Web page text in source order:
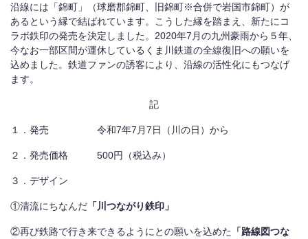
沿線には「錦町」（球磨郡錦町、旧錦町※合併で岩国市錦町）が
あるという縁で結ばれています。こうした縁を踏まえ、新たにコ
ラボ鉄印の発売を決定しました。2020年7月の九州豪雨から５年、
今なお一部区間が運休しているくま川鉄道の全線復旧への願いを
込めました。鉄道ファンの誘客により、沿線の活性化にもつなげ
ます。
記
１．発売 令和7年7月7日（川の日）から
２．発売価格 500円（税込み）
３．デザイン
①清流にちなんだ 「川つながり鉄印」
②再び鉄路で行き来できるようにとの願いを込めた
「路線図つな